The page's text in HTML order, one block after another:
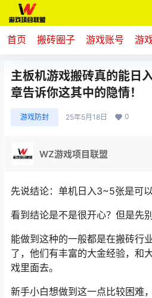
首页 搬砖圈子 游戏账号 游
主板机游戏搬砖真的能日
章告诉你这其中的隐情！
游戏防封 25年5月18日 0
WZ游戏项目联盟
先说结论：单机日入3~5张是可以
看到结论是不是很开心？但是先
能做到这种的一般都是在搬砖行
了，他们有丰富的大金经验，和
戏里面去。
新手小白想做到这一点比较困难